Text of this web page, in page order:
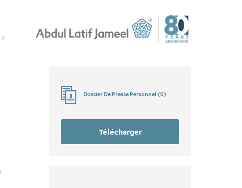
Dossier De Presse Personnel (0)
Télécharger